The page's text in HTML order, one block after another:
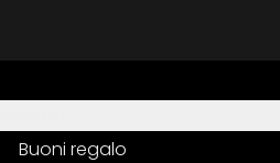
Buoni regalo